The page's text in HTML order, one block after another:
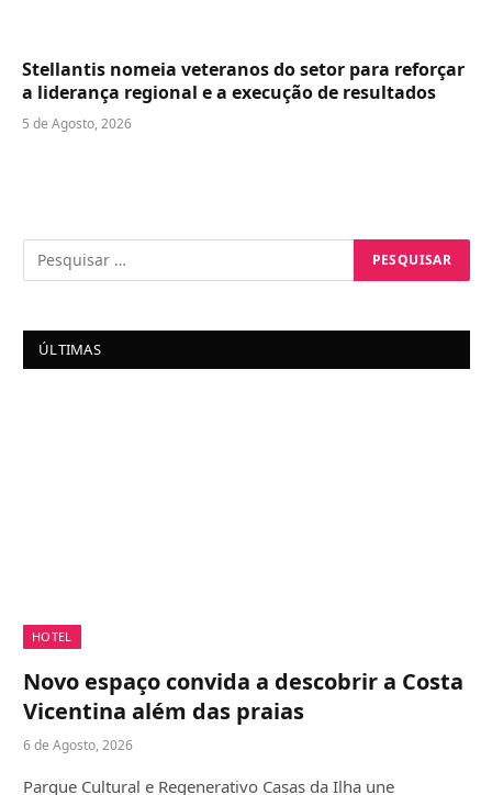
Stellantis nomeia veteranos do setor para reforçar
a liderança regional e a execução de resultados
5 de Agosto, 2026
ÚLTIMAS
HOTEL
Novo espaço convida a descobrir a Costa
Vicentina além das praias
6 de Agosto, 2026
Parque Cultural e Regenerativo Casas da Ilha une